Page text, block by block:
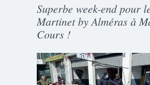
Superbe week-end pour
Martinet by Alméras à
Cours !